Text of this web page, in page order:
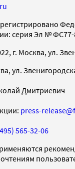
серия Эл № ФС77-
г. Москва, ул.
ул.
Дмитриевич
press-
565-32-06